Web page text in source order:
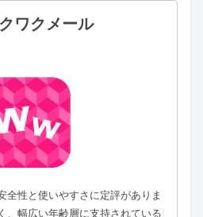
ワクメール
全性と使いやすさに定評がありま
、幅広い年齢層に支持されている